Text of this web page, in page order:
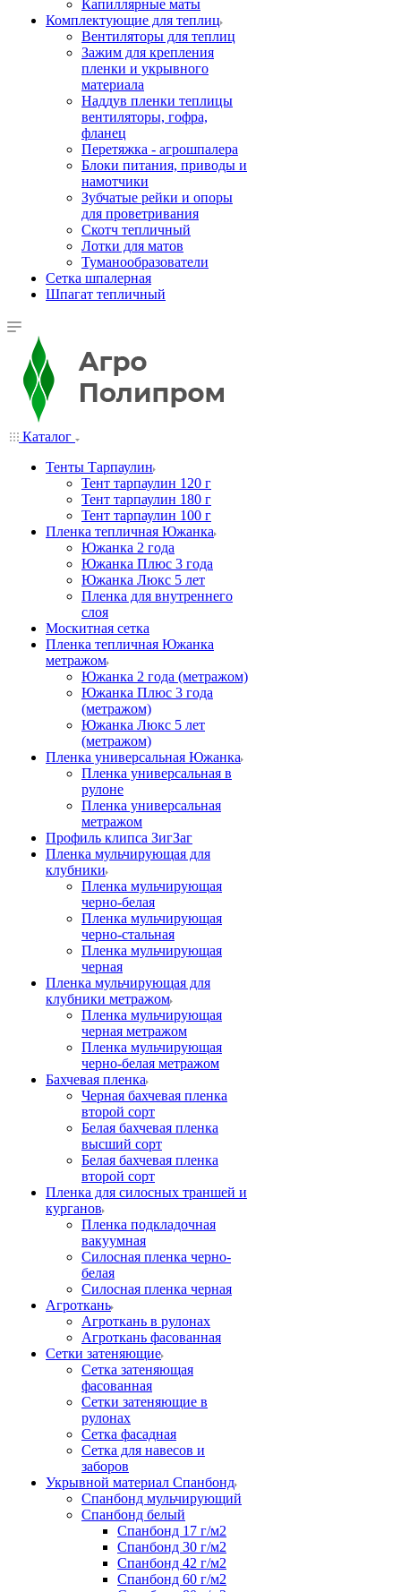
Капиллярные маты
Комплектующие для теплиц
Вентиляторы для теплиц
Зажим для крепления
пленки и укрывного
материала
Наддув пленки теплицы
вентиляторы, гофра,
фланец
Перетяжка - агрошпалера
Блоки питания, приводы и
намотчики
Зубчатые рейки и опоры
для проветривания
Скотч тепличный
Лотки для матов
Туманообразователи
Сетка шпалерная
Шпагат тепличный
Каталог
Тенты Тарпаулин
Тент тарпаулин 120 г
Тент тарпаулин 180 г
Тент тарпаулин 100 г
Пленка тепличная Южанка
Южанка 2 года
Южанка Плюс 3 года
Южанка Люкс 5 лет
Пленка для внутреннего
слоя
Москитная сетка
Пленка тепличная Южанка
метражом
Южанка 2 года (метражом)
Южанка Плюс 3 года
(метражом)
Южанка Люкс 5 лет
(метражом)
Пленка универсальная Южанка
Пленка универсальная в
рулоне
Пленка универсальная
метражом
Профиль клипса ЗигЗаг
Пленка мульчирующая для
клубники
Пленка мульчирующая
черно-белая
Пленка мульчирующая
черно-стальная
Пленка мульчирующая
черная
Пленка мульчирующая для
клубники метражом
Пленка мульчирующая
черная метражом
Пленка мульчирующая
черно-белая метражом
Бахчевая пленка
Черная бахчевая пленка
второй сорт
Белая бахчевая пленка
высший сорт
Белая бахчевая пленка
второй сорт
Пленка для силосных траншей и
курганов
Пленка подкладочная
вакуумная
Силосная пленка черно-
белая
Силосная пленка черная
Агроткань
Агроткань в рулонах
Агроткань фасованная
Сетки затеняющие
Сетка затеняющая
фасованная
Сетки затеняющие в
рулонах
Сетка фасадная
Сетка для навесов и
заборов
Укрывной материал Спанбонд
Спанбонд мульчирующий
Спанбонд белый
Спанбонд 17 г/м2
Спанбонд 30 г/м2
Спанбонд 42 г/м2
Спанбонд 60 г/м2